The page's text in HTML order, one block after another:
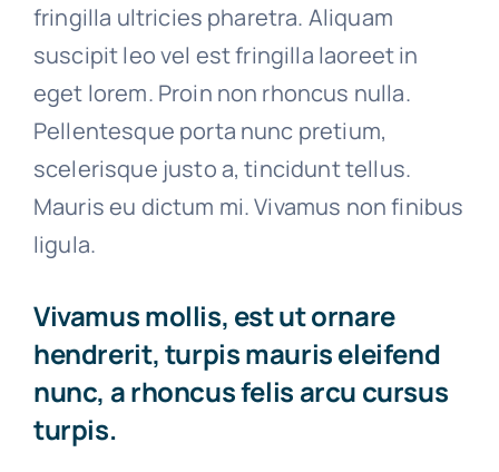
fringilla ultricies pharetra. Aliquam
suscipit leo vel est fringilla laoreet in
eget lorem. Proin non rhoncus nulla.
Pellentesque porta nunc pretium,
scelerisque justo a, tincidunt tellus.
Mauris eu dictum mi. Vivamus non finibus
ligula.
Vivamus mollis, est ut ornare
hendrerit, turpis mauris eleifend
nunc, a rhoncus felis arcu cursus
turpis.